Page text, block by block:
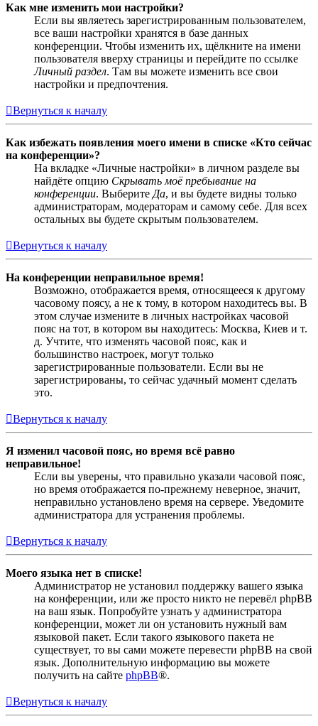
Как мне изменить мои настройки?
Если вы являетесь зарегистрированным пользователем,
все ваши настройки хранятся в базе данных
конференции. Чтобы изменить их, щёлкните на имени
пользователя вверху страницы и перейдите по ссылке
Личный раздел. Там вы можете изменить все свои
настройки и предпочтения.
Вернуться к началу
Как избежать появления моего имени в списке «Кто сейчас
на конференции»?
На вкладке «Личные настройки» в личном разделе вы
найдёте опцию Скрывать моё пребывание на
конференции. Выберите Да, и вы будете видны только
администраторам, модераторам и самому себе. Для всех
остальных вы будете скрытым пользователем.
Вернуться к началу
На конференции неправильное время!
Возможно, отображается время, относящееся к другому
часовому поясу, а не к тому, в котором находитесь вы. В
этом случае измените в личных настройках часовой
пояс на тот, в котором вы находитесь: Москва, Киев и т.
д. Учтите, что изменять часовой пояс, как и
большинство настроек, могут только
зарегистрированные пользователи. Если вы не
зарегистрированы, то сейчас удачный момент сделать
это.
Вернуться к началу
Я изменил часовой пояс, но время всё равно
неправильное!
Если вы уверены, что правильно указали часовой пояс,
но время отображается по-прежнему неверное, значит,
неправильно установлено время на сервере. Уведомите
администратора для устранения проблемы.
Вернуться к началу
Моего языка нет в списке!
Администратор не установил поддержку вашего языка
на конференции, или же просто никто не перевёл phpBB
на ваш язык. Попробуйте узнать у администратора
конференции, может ли он установить нужный вам
языковой пакет. Если такого языкового пакета не
существует, то вы сами можете перевести phpBB на свой
язык. Дополнительную информацию вы можете
получить на сайте phpBB®.
Вернуться к началу